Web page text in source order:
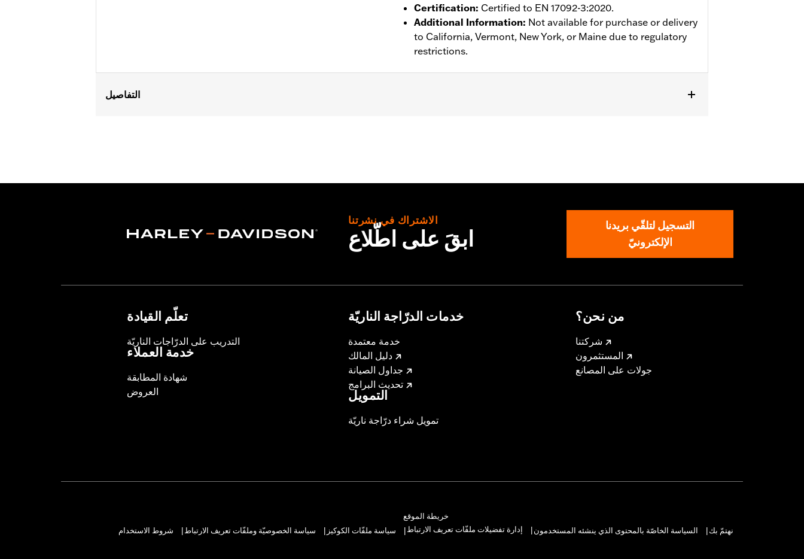
Certification: Certified to EN 17092-3:2020.
Additional Information: Not available for purchase or delivery
to California, Vermont, New York, or Maine due to regulatory
restrictions.
التفاصيل
Shop To Be:Dry
الاشتراك في نشرتنا
ابقَ على اطّلاع
التسجيل لتلقّي بريدنا
الإلكترونيّ
تعلّم القيادة
التدريب على الدرّاجات الناريّة
خدمة العملاء
شهادة المطابقة
العروض
خدمات الدرّاجة الناريّة
خدمة معتمدة
دليل المالك
جداول الصيانة
تحديث البرامج
التمويل
تمويل شراء درّاجة ناريّة
من نحن؟
شركتنا
المستثمرون
جولات على المصانع
خريطة الموقع
شروط الاستخدام
سياسة الخصوصيّة وملفّات تعريف الارتباط سياسة ملفّات الكوكيز إدارة تفضيلات ملفّات تعريف الارتباط السياسة الخاصّة بالمحتوى الذي ينشئه المستخدمون نهتمّ بك